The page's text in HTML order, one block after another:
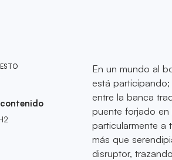
En un mundo al
está
entre la banca
puente forjado en
particularmente a
más que
disruptor,